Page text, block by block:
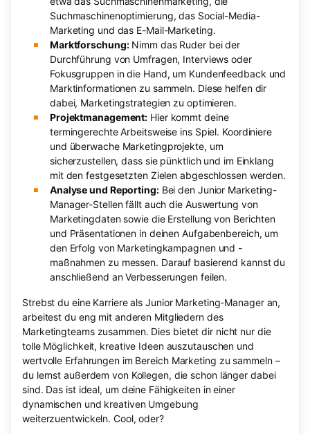
Suchmaschinenoptimierung, das Social-Media-
Marketing und das E-Mail-Marketing.
Marktforschung:Nimm das Ruder bei der
Durchführung von Umfragen, Interviews oder
Fokusgruppen in die Hand, um Kundenfeedback und
Marktinformationen zu sammeln. Diese helfen dir
dabei, Marketingstrategien zu optimieren.
Projektmanagement: Hier kommt deine
termingerechte Arbeitsweise ins Spiel. Koordiniere
und überwache Marketingprojekte, um
sicherzustellen, dass sie pünktlich und im Einklang
mit den festgesetzten Zielen abgeschlossen werden.
Analyse und Reporting:Bei den Junior Marketing-
Manager-Stellen fällt auch die Auswertung von
Marketingdaten sowie die Erstellung von Berichten
und Präsentationen in deinen Aufgabenbereich, um
den Erfolg von Marketingkampagnen und -
maßnahmen zu messen. Darauf basierend kannst du
anschließend an Verbesserungen feilen.
Strebst du eine Karriere als Junior Marketing-Manager an,
arbeitest du eng mit anderen Mitgliedern des
Marketingteams zusammen. Dies bietet dir nicht nur die
tolle Möglichkeit, kreative Ideen auszutauschen und
wertvolle Erfahrungen im Bereich Marketing zu sammeln –
du lernst außerdem von Kollegen, die schon länger dabei
sind. Das ist ideal, um deine Fähigkeiten in einer
dynamischen und kreativen Umgebung
weiterzuentwickeln. Cool, oder?